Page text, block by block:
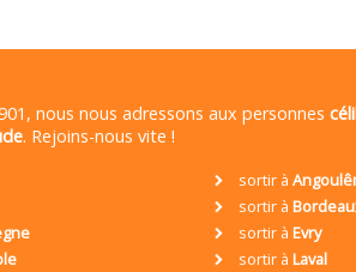
nous nous adressons aux personnes
. Rejoins-nous vite !
sortir à
sortir à
sortir à Evry
sortir à Laval